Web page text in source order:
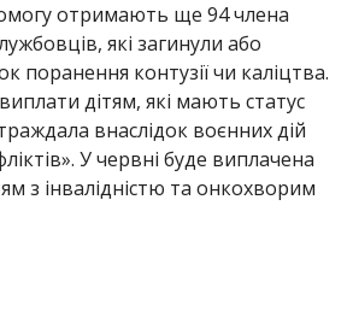
отримають ще 94 члена
які загинули або
поранення контузії чи каліцтва.
дітям, які мають статус
внаслідок воєнних дій
У червні буде виплачена
з інвалідністю та онкохворим